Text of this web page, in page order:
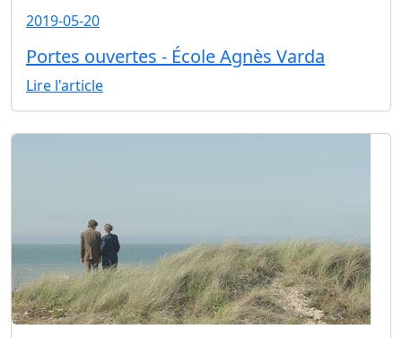
2019-05-20
Portes ouvertes - École Agnès Varda
Lire l'article